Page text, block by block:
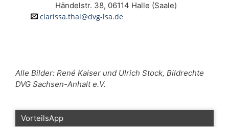
Händelstr. 38, 06114 Halle (Saale)
clarissa.thal@dvg-lsa.de
Alle Bilder: René Kaiser und Ulrich Stock, Bildrechte
DVG Sachsen-Anhalt e.V.
VorteilsApp